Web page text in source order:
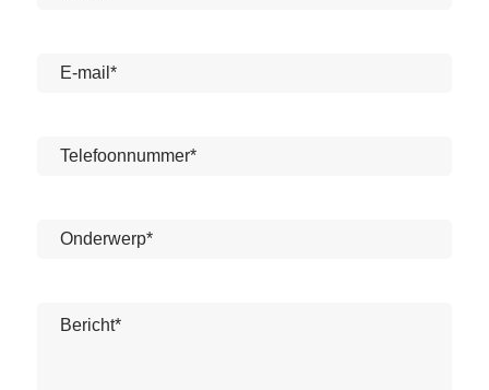
Telefoon*
Geen
Geen